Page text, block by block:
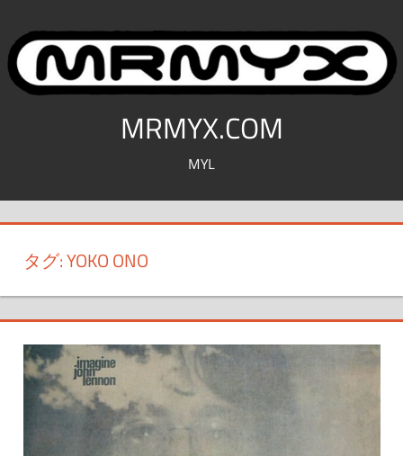
テ
ッ
MRMYX.COM
MYL
タグ:YOKO ONO